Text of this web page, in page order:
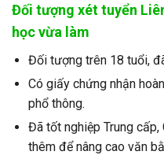
Đối tượng xét tuyển
học vừa làm
Đối tượng trên 18 tuổi,
Có giấy chứng nhận
phổ thông.
Đã tốt nghiệp Trung
thêm để nâng cao văn